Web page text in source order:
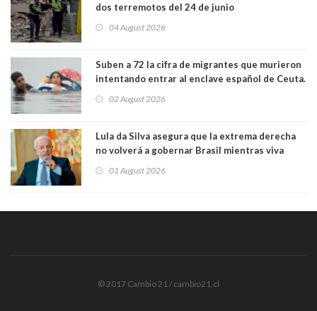
dos terremotos del 24 de junio
04 August 2026
Suben a 72 la cifra de migrantes que murieron
intentando entrar al enclave español de Ceuta.
02 August 2026
Lula da Silva asegura que la extrema derecha
no volverá a gobernar Brasil mientras viva
01 August 2026
© 2017 Cambio 21 / cambio21.cl